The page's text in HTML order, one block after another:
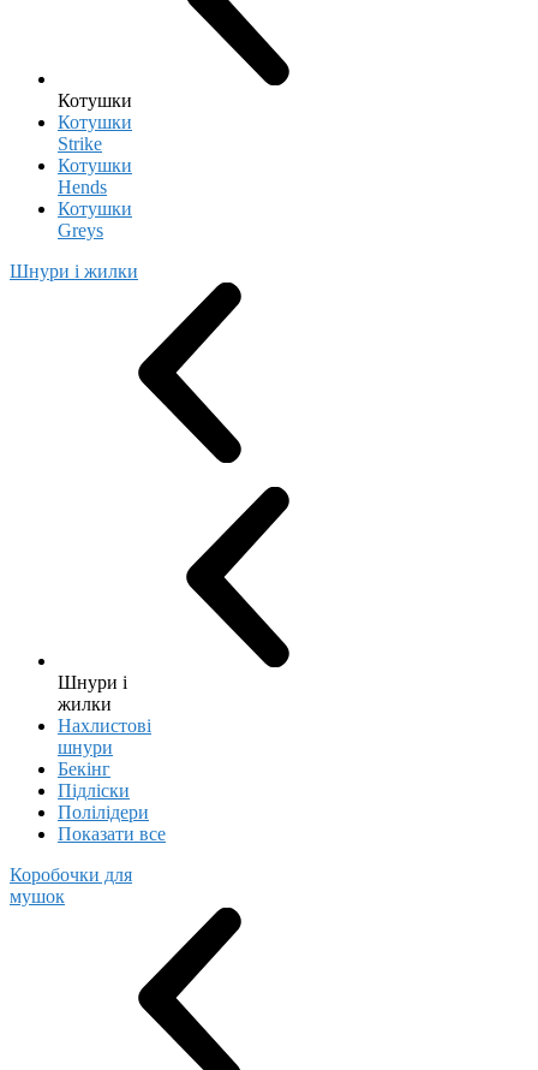
Котушки
Котушки
Strike
Котушки
Hends
Котушки
Greys
Шнури і жилки
Шнури і
жилки
Нахлистові
шнури
Бекінг
Підліски
Полілідери
Показати все
Коробочки для
мушок